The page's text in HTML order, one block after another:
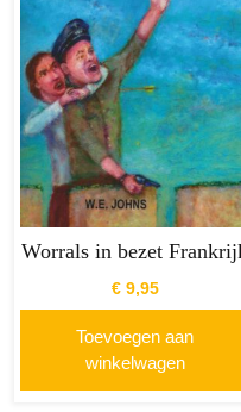
Worrals in bezet
€9,95
Toevoegen aan
winkelwagen